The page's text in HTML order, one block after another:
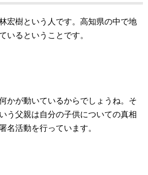
宏樹という人です。高知県の中で地
いるということです。
かが動いているからでしょうね。そ
う父親は自分の子供についての真相
名活動を行っています。